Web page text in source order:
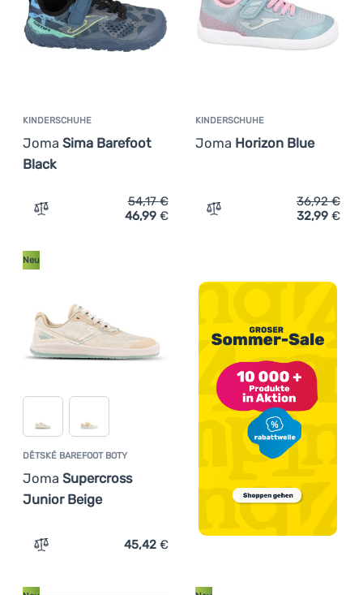
Anmelden /
KINDERSCHUHE
Joma Sima Barefoot
Black
Zum Vergleich 'Kinderschuhe Joma Sima Barefoot
54,17€
46,99 €
KINDERSCHUHE
Joma Horizon Blue
Zum Vergleich
36,92€
32,99 €
DĚTSKÉ BAREFOOT BOTY
Joma Supercross
Junior Beige
Neu
Zum Vergleich 'Dětské barefoot boty Joma Supercross
45,42 €